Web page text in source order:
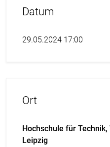
Datum
29.05.2024 17:00
Ort
Hochschule für
Leipzig